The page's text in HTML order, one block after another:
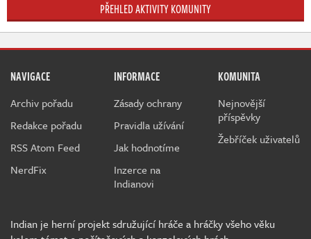
PŘEHLED AKTIVITY KOMUNITY
NAVIGACE
Archiv pořadu
Redakce pořadu
RSS Atom Feed
NerdFix
INFORMACE
Zásady ochrany
Pravidla užívání
Jak hodnotíme
Inzerce na
Indianovi
KOMUNITA
Nejnovější
příspěvky
Žebříček uživatelů
Indian je herní projekt sdružující hráče a hráčky všeho věku